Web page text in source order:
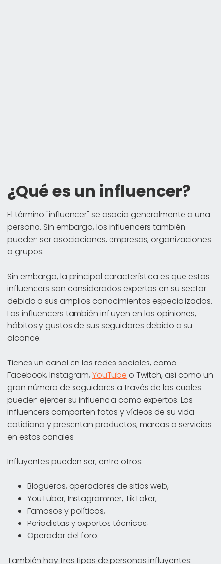
¿Qué es un influencer?
El término "influencer" se asocia generalmente a una
persona. Sin embargo, los influencers también
pueden ser asociaciones, empresas, organizaciones
o grupos.
Sin embargo, la principal característica es que estos
influencers son considerados expertos en su sector
debido a sus amplios conocimientos especializados.
Los influencers también influyen en las opiniones,
hábitos y gustos de sus seguidores debido a su
alcance.
Tienes un canal en las redes sociales, como
Facebook, Instagram, YouTube o Twitch, así como un
gran número de seguidores a través de los cuales
pueden ejercer su influencia como expertos. Los
influencers comparten fotos y vídeos de su vida
cotidiana y presentan productos, marcas o servicios
en estos canales.
Influyentes pueden ser, entre otros:
Blogueros, operadores de sitios web,
YouTuber, Instagrammer, TikToker,
Famosos y políticos,
Periodistas y expertos técnicos,
Operador del foro.
También hay tres tipos de personas influyentes: